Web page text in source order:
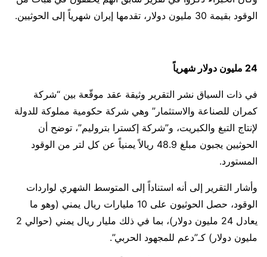
الوقود بقيمة 30 مليون دولار، تقدمها إيران شهرياً إلى الحوثيين.
24 مليون دولار شهرياً
في ذات السياق نشر التقرير وثيقة عقد موقّعة بين “شركة
كمران للصناعة والاستثمار” وهي شركة حكومية مملوكة للدولة
لإنتاج التبغ والكبريت، و”شركة إكسترا بتروليم”، توضح أن
الحوثيين يجبون مبلغ 48.9 ريالاً يمنياً عن كل لتر من الوقود
المستورد.
وأشار التقرير إلى أنه استناداً إلى المتوسط الشهري لواردات
الوقود، حصل الحوثيون على 10 مليارات ريال يمني (وهو ما
يعادل 24 مليون دولار)، بما في ذلك مليار ريال يمني (حوالي 2
مليون دولار) كـ”دعم للمجهود الحربي”.